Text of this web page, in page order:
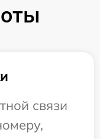
связи